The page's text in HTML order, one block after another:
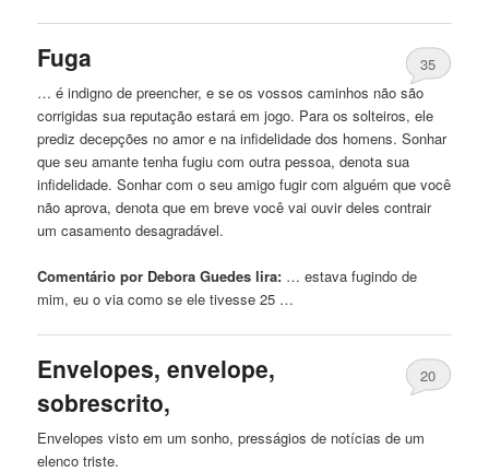
Fuga
35
… é indigno de preencher, e se os vossos caminhos não são
corrigidas sua reputação estaráem jogo. Para os solteiros, ele
prediz decepções no amor e na infidelidade dos homens. Sonhar
que seu amante tenha fugiu com outra pessoa, denota sua
infidelidade. Sonhar com o seu amigo fugir com alguém que você
não aprova, denota queem breve você vai ouvir deles contrair
um casamento desagradável.
Comentário por Debora Guedes lira: … estava fugindo de
mim, eu o via como se ele tivesse 25 …
Envelopes, envelope,
sobrescrito,
20
Envelopes vistoem um sonho, presságios de notícias de um
elenco triste.